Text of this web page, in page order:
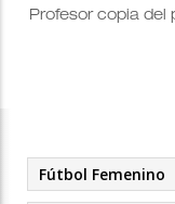
Profesor copia del
Fútbol Femenino